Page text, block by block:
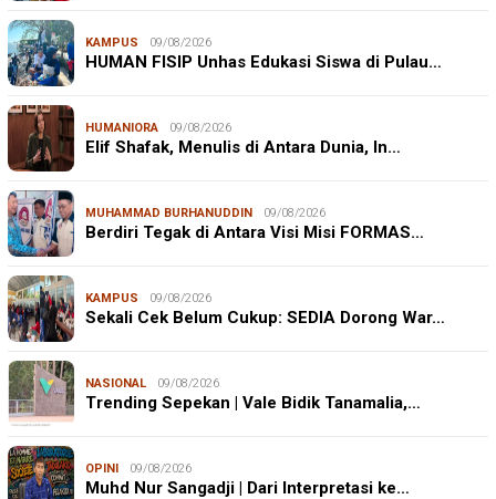
KAMPUS 09/08/2026
HUMAN FISIP Unhas Edukasi Siswa di Pulau…
HUMANIORA 09/08/2026
Elif Shafak, Menulis di Antara Dunia, In…
MUHAMMAD BURHANUDDIN 09/08/2026
Berdiri Tegak di Antara Visi Misi FORMAS…
KAMPUS 09/08/2026
Sekali Cek Belum Cukup: SEDIA Dorong War…
NASIONAL 09/08/2026
Trending Sepekan | Vale Bidik Tanamalia,…
OPINI 09/08/2026
Muhd Nur Sangadji | Dari Interpretasi ke…